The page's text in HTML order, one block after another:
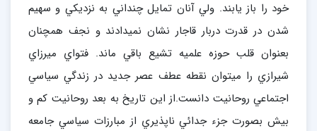
خود را باز يابند. ولي آنان تمايل چنداني به نزديكي و سهيم
شدن در قدرت دربار قاجار نشان نميدادند و نجف همچنان
بعنوان قلب حوزه علميه تشيع باقي ماند. فتواي ميرزاي
شيرازي را ميتوان نقطه عطف عصر جديد در زندگي سياسي
اجتماعي روحانيت دانست.از اين تاريخ به بعد روحانيت كم و
بيش بصورت جزء جدائي ناپذيري از مبارزات سياسي جامعه